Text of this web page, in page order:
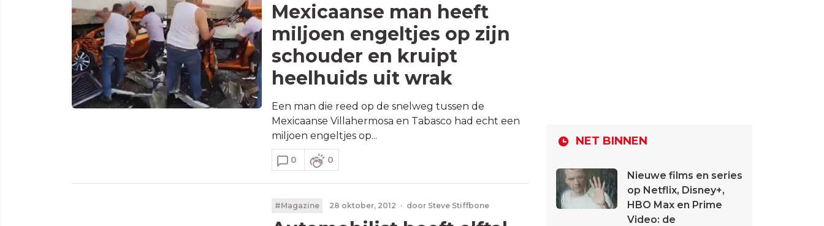
Mexicaanse man heeft
miljoen engeltjes op zijn
schouder en kruipt
heelhuids uit wrak
Een man die reed op de snelweg tussen de
Mexicaanse Villahermosa en Tabasco had echt een
miljoen engeltjes op...
0 0
#Magazine 28 oktober, 2012 · door Steve Stiffbone
NET BINNEN
Nieuwe films en series
op Netflix, Disney+,
HBO Max en Prime
Video: de